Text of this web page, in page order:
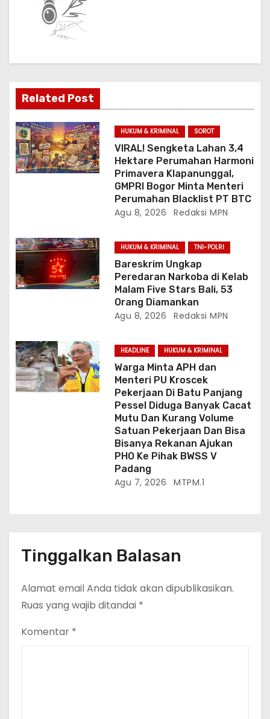
o
s
Related Post
HUKUM & KRIMINAL SOROT
VIRAL! Sengketa Lahan 3,4
Hektare Perumahan Harmoni
Primavera Klapanunggal,
GMPRI Bogor Minta Menteri
Perumahan Blacklist PT BTC
Agu 8, 2026 Redaksi MPN
HUKUM & KRIMINAL TNI-POLRI
Bareskrim Ungkap
Peredaran Narkoba di Kelab
Malam Five Stars Bali, 53
Orang Diamankan
Agu 8, 2026 Redaksi MPN
HEADLINE HUKUM & KRIMINAL
Warga Minta APH dan
Menteri PU Kroscek
Pekerjaan Di Batu Panjang
Pessel Diduga Banyak Cacat
Mutu Dan Kurang Volume
Satuan Pekerjaan Dan Bisa
Bisanya Rekanan Ajukan
PHO Ke Pihak BWSS V
Padang
Agu 7, 2026 MTPM.1
Tinggalkan Balasan
Alamat email Anda tidak akan dipublikasikan.
Ruas yang wajib ditandai *
Komentar *